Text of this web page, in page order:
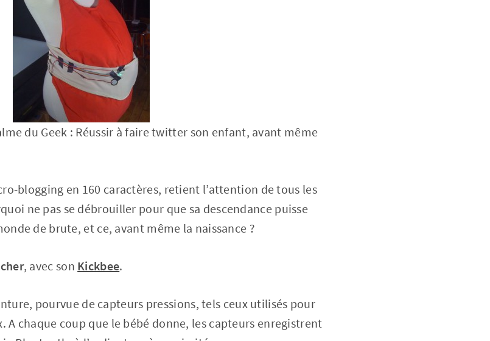
du Geek : Réussir à faire twitter son enfant, avant même
blogging en 160 caractères, retient l’attention de tous les
ne pas se débrouiller pour que sa descendance puisse
de brute, et ce, avant même la naissance ?
, avec son Kickbee.
pourvue de capteurs pressions, tels ceux utilisés pour
A chaque coup que le bébé donne, les capteurs enregistrent